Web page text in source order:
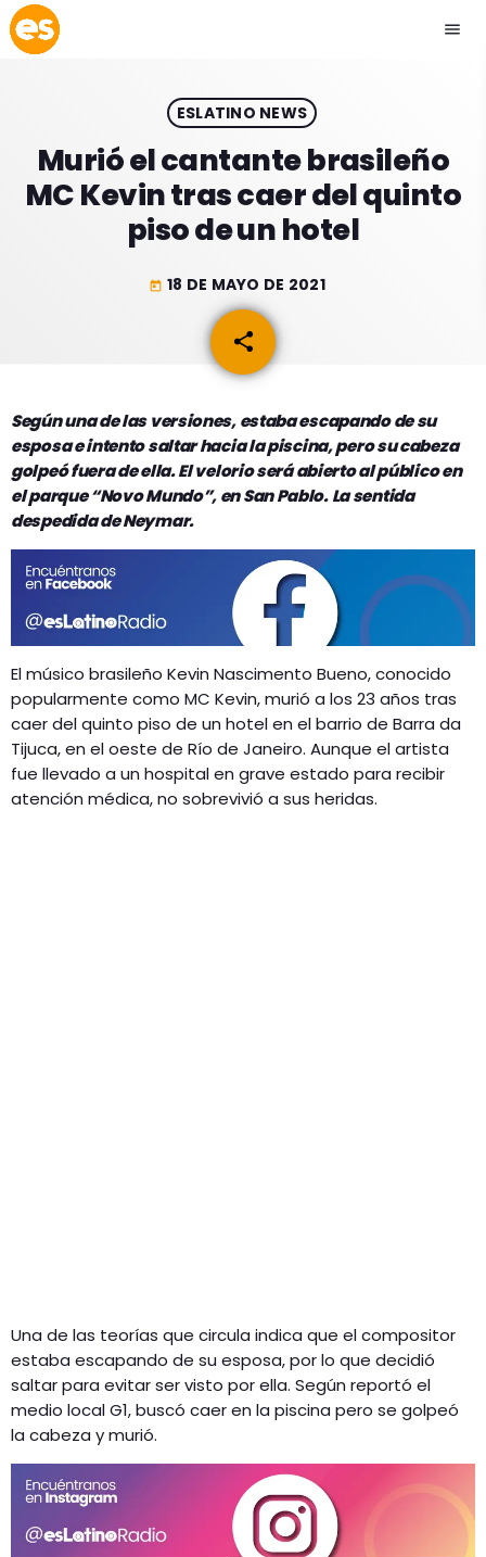
menu
play_arrow EMISIÓN LA PAZ
play_arrow EMISIÓN COCHABAMBA
ACTUALIDAD
ESPECTÁCULOS
GEEKERS
MÚSICA
ENTRETENIMIENTO
PROGRAMACIÓN
INICIO
RADIO SPLENDID
CONTACTO
ESLATINO NEWS
Murió el cantante brasileño
MC Kevin tras caer del quinto
piso de un hotel
today 18 DE MAYO DE 2021
share
email
Según una de las versiones, estaba escapando de su
esposa e intento saltar hacia la piscina, pero su cabeza
golpeó fuera de ella. El velorio será abierto al público en
el parque “Novo Mundo”, en San Pablo. La sentida
despedida de Neymar.
El músico brasileño Kevin Nascimento Bueno, conocido
popularmente como MC Kevin, murió a los 23 años tras
caer del quinto piso de un hotel en el barrio de Barra da
Tijuca, en el oeste de Río de Janeiro. Aunque el artista
fue llevado a un hospital en grave estado para recibir
atención médica, no sobrevivió a sus heridas.
Una de las teorías que circula indica que el compositor
estaba escapando de su esposa, por lo que decidió
saltar para evitar ser visto por ella. Según reportó el
medio local G1, buscó caer en la piscina pero se golpeó
la cabeza y murió.